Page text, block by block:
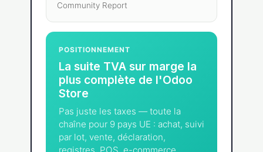
Community Report
POSITIONNEMENT
La suite TVA sur marge la
plus complète de l'Odoo
Store
Pas juste les taxes — toute la
chaîne pour 9 pays UE : achat, suivi
par lot, vente, déclaration,